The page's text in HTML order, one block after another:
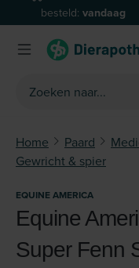
Ga naar de hoofdinhoud
besteld: vandaag
verzonden*
Home Paard
Gewricht & spier
EQUINE AMERICA
Equine
Super Fenn